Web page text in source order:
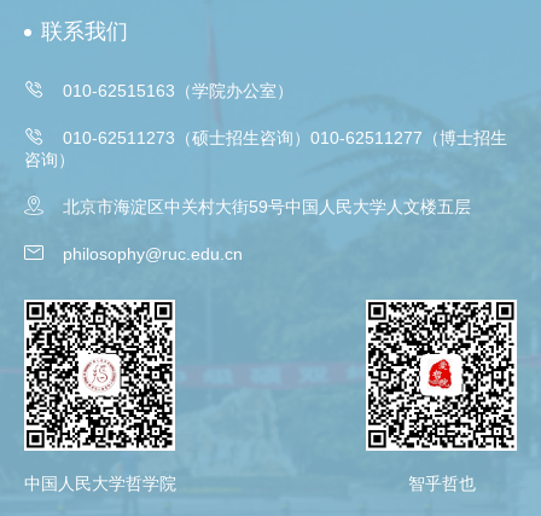
联系我们
 010-62515163（学院办公室）

010-62511273（硕士招生咨询）010-62511277（博士招生
咨询）
 北京市海淀区中关村大街59号中国人民大学人文楼五层
 philosophy@ruc.edu.cn
中国人民大学哲学院 智乎哲也